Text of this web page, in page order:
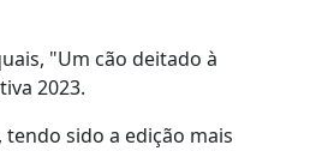
"Um cão deitado à
2023.
tendo sido a edição mais